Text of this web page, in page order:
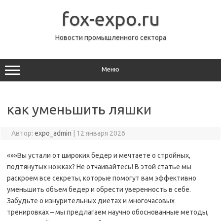
fox-expo.ru
Новости промышленного сектора
Меню
как уменьшить ляшки
Автор: expo_admin 12 января 2026
«»»Вы устали от широких бедер и мечтаете о стройных,
подтянутых ножках? Не отчаивайтесь! В этой статье мы
раскроем все секреты, которые помогут вам эффективно
уменьшить объем бедер и обрести уверенность в себе.
Забудьте о изнурительных диетах и многочасовых
тренировках – мы предлагаем научно обоснованные методы,